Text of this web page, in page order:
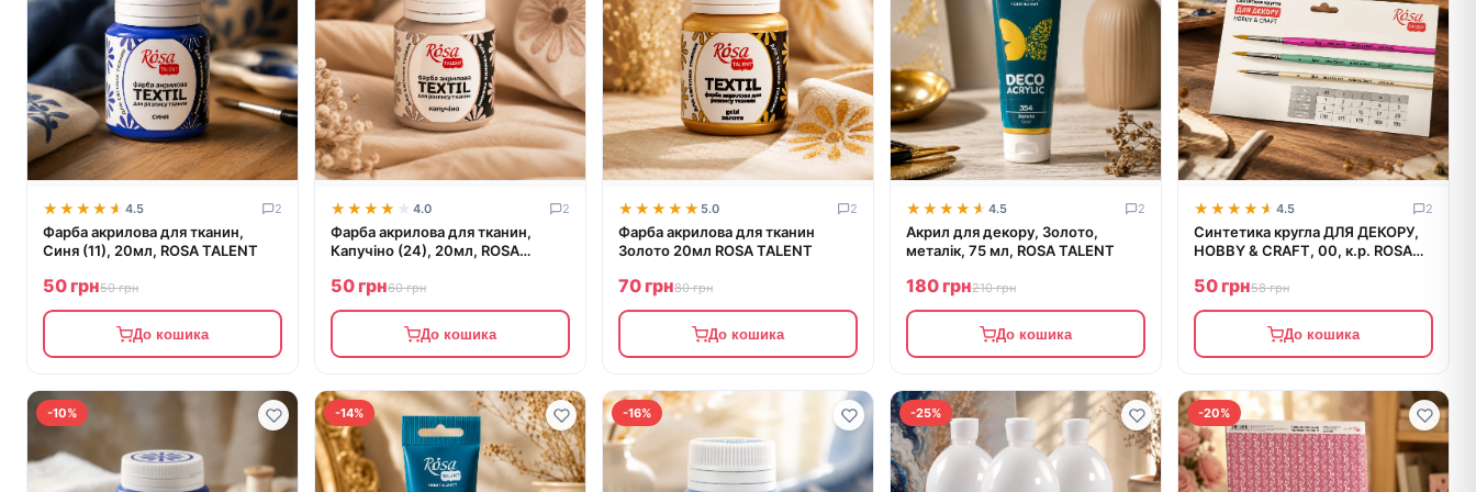
★★★★★
★★★★★ 4.5 2
Фарба акрилова для тканин,
Синя (11), 20мл, ROSA TALENT
50 грн50 грн
До кошика
★★★★★
★★★★★ 4.0 2
Фарба акрилова для тканин,
Капучіно (24), 20мл, ROSA
50 грн60 грн
До кошика
★★★★★
★★★★★ 5.0 2
Фарба акрилова для тканин
Золото 20мл ROSA TALENT
70 грн80 грн
До кошика
★★★★★
★★★★★ 4.5 2
Акрил для декору, Золото,
металік, 75 мл, ROSA TALENT
180 грн210 грн
До кошика
★★★★★
★★★★★ 4.5 2
Синтетика кругла ДЛЯ ДЕКОРУ,
HOBBY & CRAFT, 00, к.р. ROSA
50 грн58 грн
До кошика
-10% -14% -16% -25% -20%